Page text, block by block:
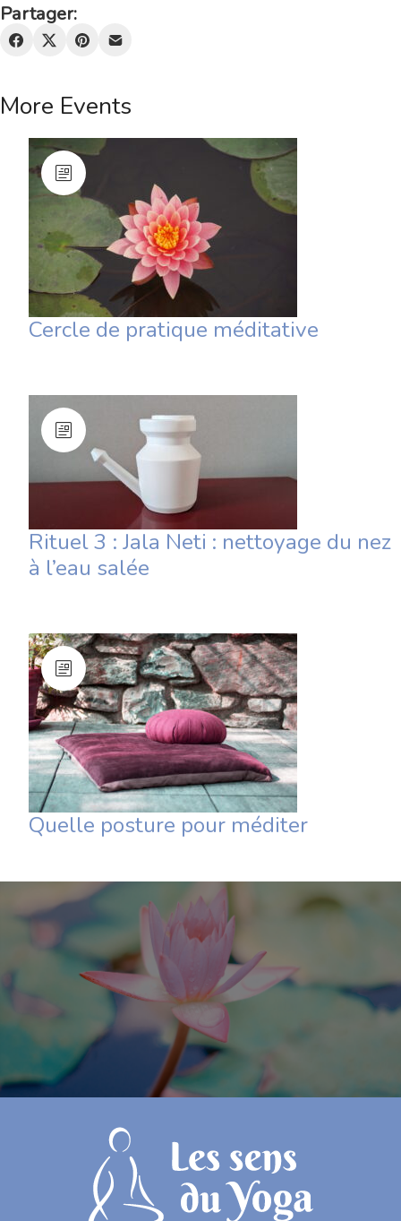
Partager:
More Events
Cercle de pratique méditative
Rituel 3 : Jala Neti : nettoyage du nez
à l’eau salée
Quelle posture pour méditer